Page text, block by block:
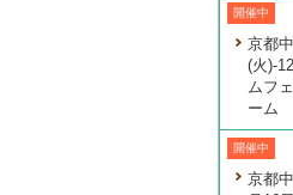
開催中
京都
(火)-
ムフ
ーム
開催中
京都